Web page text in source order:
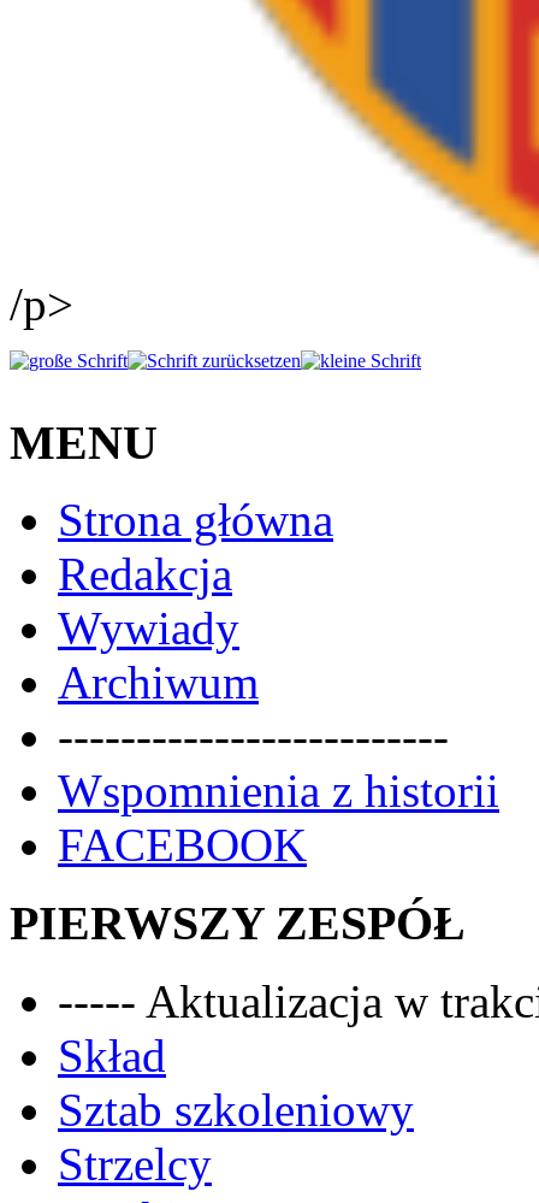
/p>
MENU
Strona główna
Redakcja
Wywiady
Archiwum
-------------------------
Wspomnienia z historii
FACEBOOK
PIERWSZY ZESPÓŁ
----- Aktualizacja w
Skład
Sztab szkoleniowy
Strzelcy